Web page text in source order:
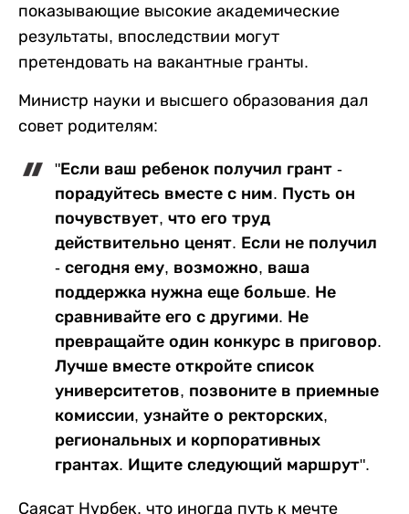
показывающие высокие академические
результаты, впоследствии могут
претендовать на вакантные гранты.
Министр науки и высшего образования дал
совет родителям:
"Если ваш ребенок получил грант -
порадуйтесь вместе с ним. Пусть он
почувствует, что его труд
действительно ценят. Если не получил
- сегодня ему, возможно, ваша
поддержка нужна еще больше. Не
сравнивайте его с другими. Не
превращайте один конкурс в приговор.
Лучше вместе откройте список
университетов, позвоните в приемные
комиссии, узнайте о ректорских,
региональных и корпоративных
грантах. Ищите следующий маршрут".
Саясат Нурбек, что иногда путь к мечте